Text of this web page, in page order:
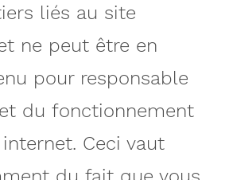
liés au site
ne peut être en
pour responsable
du fonctionnement
Ceci vaut